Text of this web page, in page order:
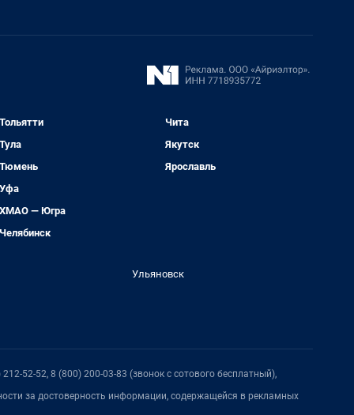
Тольятти
Тула
Тюмень
Уфа
ХМАО — Югра
Челябинск
Чита
Якутск
Ярославль
Ульяновск
52-52, 8 (800) 200-03-83 (звонок с сотового бесплатный),
за достоверность информации, содержащейся в рекламных